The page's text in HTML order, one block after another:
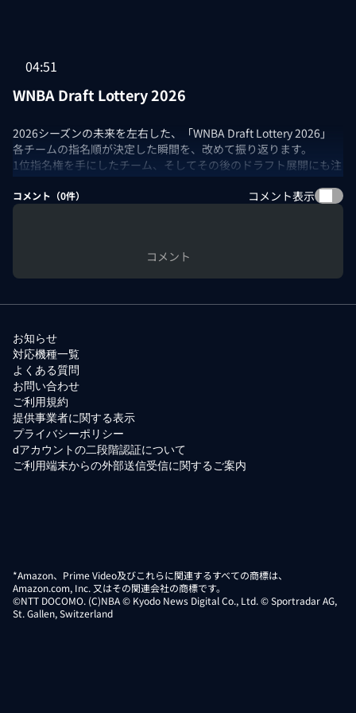
04:51
WNBA Draft Lottery 2026
2026シーズンの未来を左右した、「WNBA Draft Lottery 2026」
各チームの指名順が決定した瞬間を、改めて振り返ります。
1位指名権を手にしたチーム、そしてその後のドラフト展開にも注
コメント（0件） コメント表示
コメント
お知らせ
対応機種一覧
よくある質問
お問い合わせ
ご利用規約
提供事業者に関する表示
プライバシーポリシー
dアカウントの二段階認証について
ご利用端末からの外部送信受信に関するご案内
*Amazon、Prime Video及びこれらに関連するすべての商標は、
Amazon.com, Inc. 又はその関連会社の商標です。
©NTT DOCOMO. (C)NBA © Kyodo News Digital Co., Ltd. © Sportradar AG,
St. Gallen, Switzerland